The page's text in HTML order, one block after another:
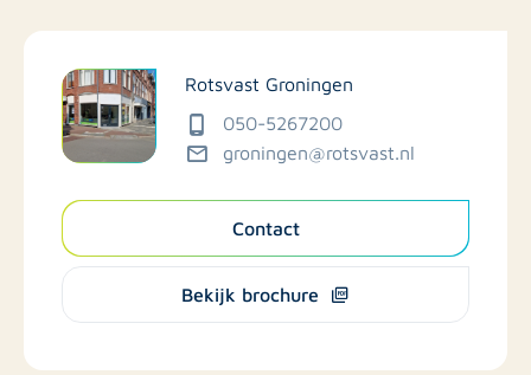
Rotsvast Groningen
050-5267200
groningen@rotsvast.nl
Contact
Bekijk brochure